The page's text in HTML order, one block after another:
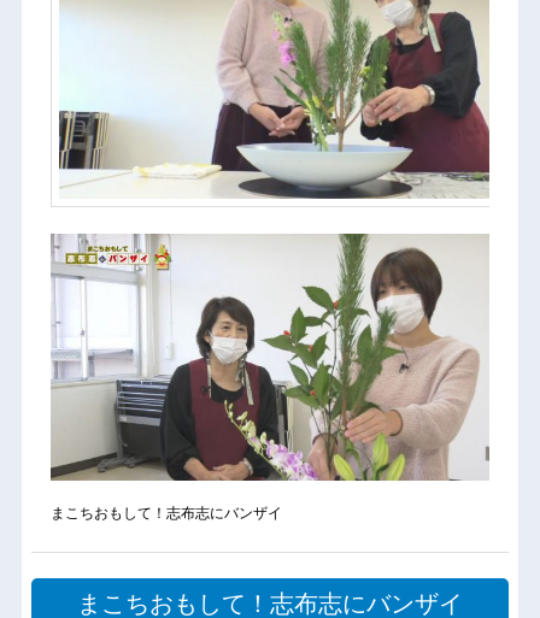
まこちおもして！志布志にバンザイ
まこちおもして！志布志にバンザイ